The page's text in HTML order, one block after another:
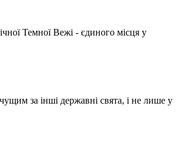
Темної Вежі - єдиного місця у
за інші державні свята, і не лише у